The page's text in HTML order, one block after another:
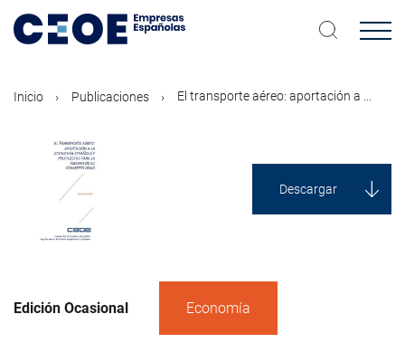
contenido
Inicio Publicaciones El transporte aéreo: aportación a ...
Descargar
Edición Ocasional Economía